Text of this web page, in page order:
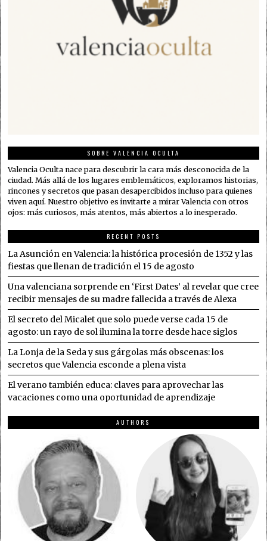
SOBRE VALENCIA OCULTA
Valencia Oculta nace para descubrir la cara más desconocida de la
ciudad. Más allá de los lugares emblemáticos, exploramos historias,
rincones y secretos que pasan desapercibidos incluso para quienes
viven aquí. Nuestro objetivo es invitarte a mirar Valencia con otros
ojos: más curiosos, más atentos, más abiertos a lo inesperado.
RECENT POSTS
La Asunción en Valencia: la histórica procesión de 1352 y las
fiestas que llenan de tradición el 15 de agosto
Una valenciana sorprende en ‘First Dates’ al revelar que cree
recibir mensajes de su madre fallecida a través de Alexa
El secreto del Micalet que solo puede verse cada 15 de
agosto: un rayo de sol ilumina la torre desde hace siglos
La Lonja de la Seda y sus gárgolas más obscenas: los
secretos que Valencia esconde a plena vista
El verano también educa: claves para aprovechar las
vacaciones como una oportunidad de aprendizaje
AUTHORS